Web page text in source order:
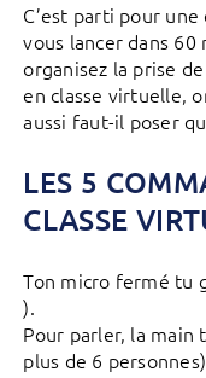
C’est parti pour
vous lancer dans
organisez la prise
en classe virtuelle,
aussi faut-il poser
LES 5
CLASSE
Ton micro fermé tu
).
Pour parler, la main
plus de 6